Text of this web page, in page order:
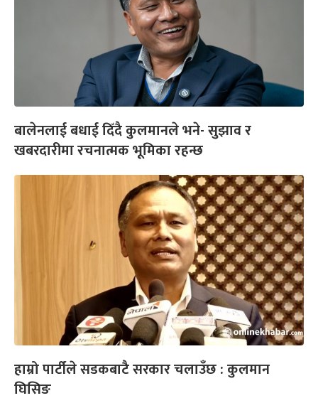
बालेनलाई बधाई दिँदै कुलमानले भने- सुझाव र
खबरदारीमा रचनात्मक भूमिका रहन्छ
हाम्रो पार्टीले सडकबाटै सरकार चलाउँछ : कुलमान
घिसिङ